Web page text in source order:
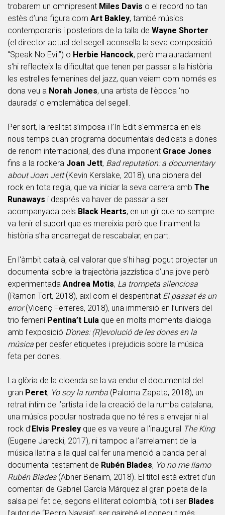
trobarem un omnipresent Miles Davis o el record no tan
estès d’una figura com Art Bakley, també músics
contemporanis i posteriors de la talla de Wayne Shorter
(el director actual del segell aconsella la seva composició
“Speak No Evil”) o Herbie Hancock, però malauradament
s'hi reflecteix la dificultat que tenen per passar a la història
les estrelles femenines del jazz, quan veiem com només es
dona veu a Norah Jones, una artista de l’època ‘no
daurada’ o emblemàtica del segell.
Per sort, la realitat s’imposa i l’In-Edit s'emmarca en els
nous temps quan programa documentals dedicats a dones
de renom internacional, des d’una imponent Grace Jones
fins a la rockera Joan Jett, Bad reputation: a documentary
about Joan Jett(Kevin Kerslake, 2018), una pionera del
rock en tota regla, que va iniciar la seva carrera amb The
Runaways i després va haver de passar a ser
acompanyada pels Black Hearts, en un gir que no sempre
va tenir el suport que es mereixia però que finalment la
història s’ha encarregat de rescabalar, en part.
En l'àmbit català, cal valorar que s'hi hagi pogut projectar un
documental sobre la trajectòria jazzística d’una jove però
experimentada Andrea Motis, La trompeta silenciosa
(Ramon Tort, 2018), així com el despentinat El passat és un
error(Vicenç Ferreres, 2018), una immersió en l’univers del
trio femení Pentina’t Lula que en molts moments dialoga
amb l’exposició D’ones: (R)evolució de les dones en la
música per desfer etiquetes i prejudicis sobre la música
feta per dones.
La glòria de la cloenda se la va endur el documental del
gran Peret, Yo soy la rumba (Paloma Zapata, 2018), un
retrat íntim de l’artista i de la creació de la rumba catalana,
una música popular nostrada que no té res a envejar ni al
rock d’Elvis Presley que es va veure a l'inaugural The King
(Eugene Jarecki, 2017), ni tampoc a l’arrelament de la
música llatina a la qual cal fer una menció a banda per al
documental testament de Rubén Blades, Yo no me llamo
Rubén Blades(Abner Benaim, 2018). El títol està extret d’un
comentari de Gabriel García Márquez al gran poeta de la
salsa pel fet de, segons el literat colombià, tot i ser Blades